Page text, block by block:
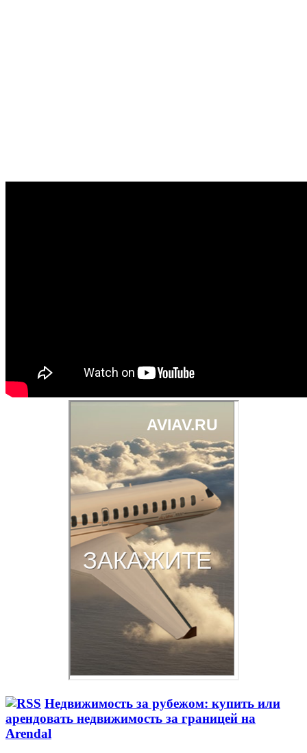
Недвижимость за рубежом: купить или
арендовать недвижимость за границей на
Arendal